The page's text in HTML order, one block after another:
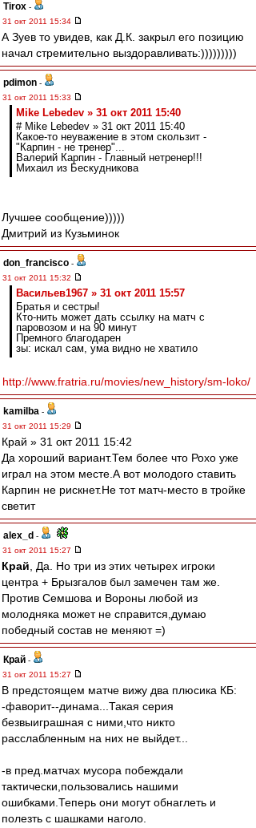
Tirox -
31 окт 2011 15:34
А Зуев то увидев, как Д.К. закрыл его позицию
начал стремительно выздоравливать:)))))))))
pdimon -
31 окт 2011 15:33
Mike Lebedev » 31 окт 2011 15:40
# Mike Lebedev » 31 окт 2011 15:40
Какое-то неуважение в этом скользит -
"Карпин - не тренер"...
Валерий Карпин - Главный нетренер!!!
Михаил из Бескудникова
Лучшее сообщение)))))
Дмитрий из Кузьминок
don_francisco -
31 окт 2011 15:32
Васильев1967 » 31 окт 2011 15:57
Братья и сестры!
Кто-нить может дать ссылку на матч с
паровозом и на 90 минут
Премного благодарен
зы: искал сам, ума видно не хватило
http://www.fratria.ru/movies/new_history/sm-loko/
kamilba -
31 окт 2011 15:29
Край » 31 окт 2011 15:42
Да хороший вариант.Тем более что Рохо уже
играл на этом месте.А вот молодого ставить
Карпин не рискнет.Не тот матч-место в тройке
светит
alex_d -
31 окт 2011 15:27
Край , Да. Но три из этих четырех игроки
центра + Брызгалов был замечен там же.
Против Семшова и Вороны любой из
молодняка может не справится,думаю
победный состав не меняют =)
Край -
31 окт 2011 15:27
В предстоящем матче вижу два плюсика КБ:
-фаворит--динама...Такая серия
безвыиграшная с ними,что никто
расслабленным на них не выйдет...
-в пред.матчах мусора побеждали
тактически,пользовались нашими
ошибками.Теперь они могут обнаглеть и
полезть с шашками наголо.